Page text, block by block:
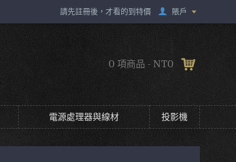
請先註冊後，才看的到特價 賬戶
0 項商品 - NT0
電源處理器與線材 投影機